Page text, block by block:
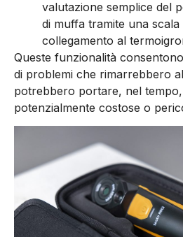
valutazione semplice del
di muffa tramite una
collegamento al
Queste funzionalità
di problemi che rimarrebbero
potrebbero portare, nel
potenzialmente costose o